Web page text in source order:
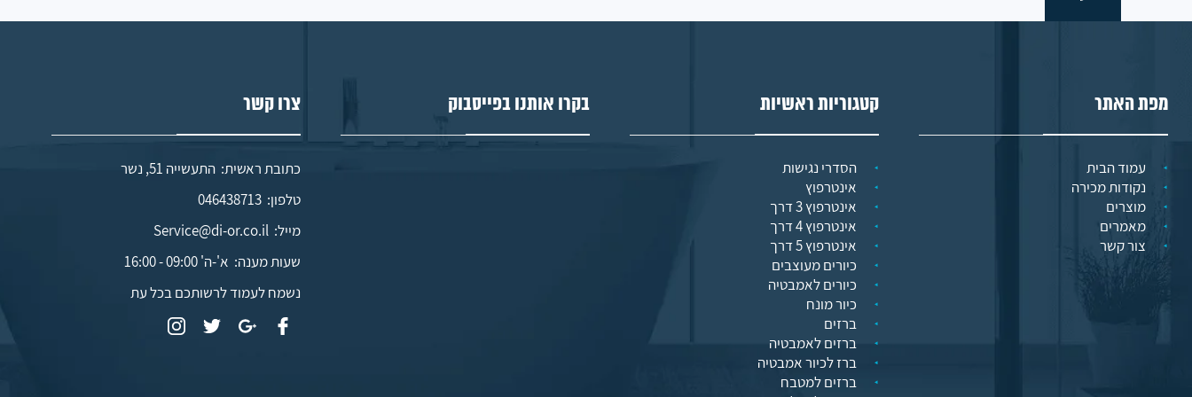
מפת האתר
עמוד הבית
נקודות מכירה
מוצרים
מאמרים
צור קשר
קטגוריות ראשיות
הסדרי נגישות
אינטרפוץ
אינטרפוץ 3 דרך
אינטרפוץ 4 דרך
אינטרפוץ 5 דרך
כיורים מעוצבים
כיורים לאמבטיה
כיור מונח
ברזים
ברזים לאמבטיה
ברז לכיור אמבטיה
ברזים למטבח
בקרו אותנו בפייסבוק צרו קשר
כתובת ראשית: התעשייה 51, נשר
טלפון: 046438713
מייל: Service@di-or.co.il
שעות מענה: א'-ה' 09:00 - 16:00
נשמח לעמוד לרשותכם בכל עת